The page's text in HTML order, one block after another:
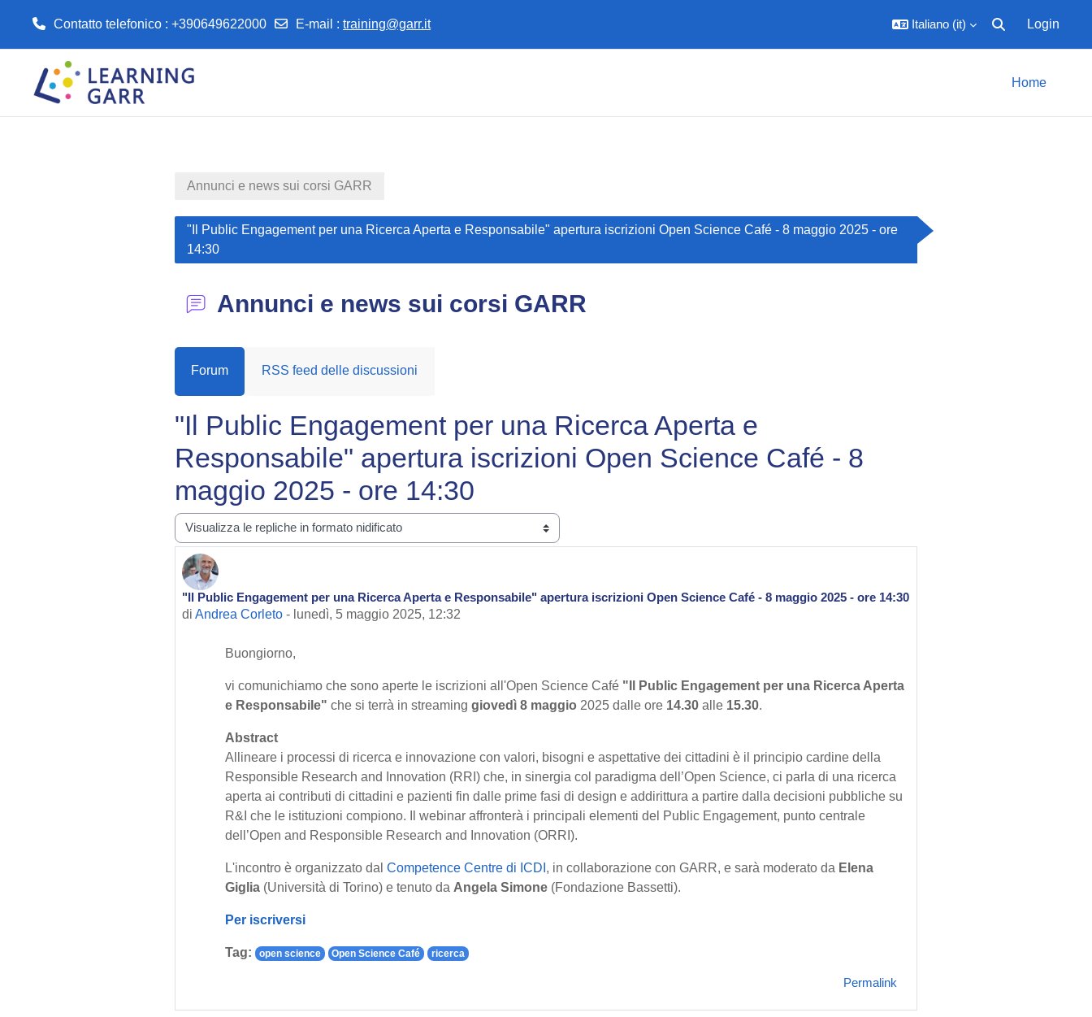
Contatto telefonico : +390649622000 E-mail : training@garr.it Italiano ‎(it)‎
Attiva/disattiva
Login
Home
Annunci e news sui corsi GARR
"Il Public Engagement per una Ricerca Aperta e Responsabile" apertura iscrizioni Open Science Café - 8 maggio 2025 - ore
14:30
Annunci e news sui corsi GARR
Forum RSS feed delle discussioni
"Il Public Engagement per una Ricerca Aperta e
Responsabile" apertura iscrizioni Open Science Café - 8
maggio 2025 - ore 14:30
Modalità visualizzazione
"Il Public Engagement per una Ricerca Aperta e Responsabile" apertura iscrizioni Open Science Café - 8 maggio 2025 - ore 14:30
di Andrea Corleto - lunedì, 5 maggio 2025, 12:32
Numero di risposte: 0
Buongiorno,
vi comunichiamo che sono aperte le iscrizioni all'Open Science Café "Il Public Engagement per una Ricerca Aperta
e Responsabile" che si terrà in streaming giovedì 8 maggio 2025 dalle ore 14.30 alle 15.30.
Abstract
Allineare i processi di ricerca e innovazione con valori, bisogni e aspettative dei cittadini è il principio cardine della
Responsible Research and Innovation (RRI) che, in sinergia col paradigma dell’Open Science, ci parla di una ricerca
aperta ai contributi di cittadini e pazienti fin dalle prime fasi di design e addirittura a partire dalla decisioni pubbliche su
R&I che le istituzioni compiono. Il webinar affronterà i principali elementi del Public Engagement, punto centrale
dell’Open and Responsible Research and Innovation (ORRI).
L'incontro è organizzato dal Competence Centre di ICDI , in collaborazione con GARR, e sarà moderato da Elena
Giglia (Università di Torino) e tenuto da Angela Simone (Fondazione Bassetti).
Per iscriversi
Tag: open science Open Science Café ricerca
Permalink